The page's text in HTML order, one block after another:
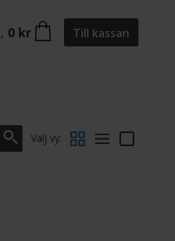
, 0 kr Till kassan
Välj vy: